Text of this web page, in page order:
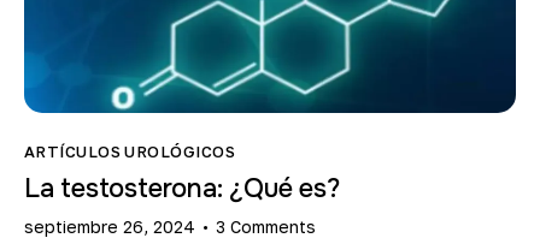
ARTÍCULOS UROLÓGICOS
La testosterona: ¿Qué es?
septiembre 26, 2024 3 Comments